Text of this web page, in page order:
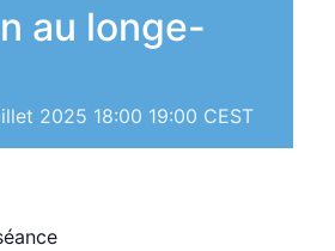
au longe-
2025 18:00 19:00 CEST